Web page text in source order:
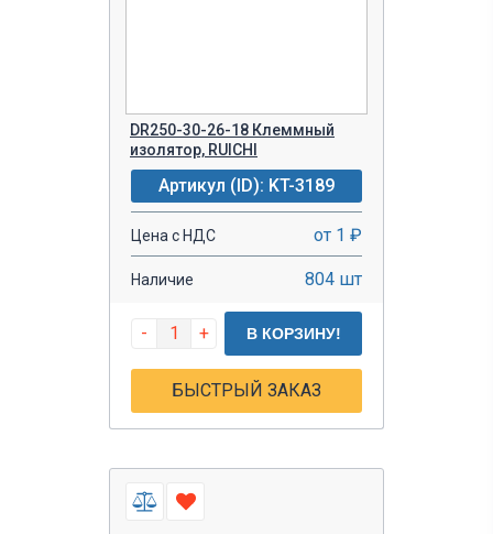
DR250-30-26-18 Клеммный
изолятор, RUICHI
Артикул (ID): KT-3189
Цена с НДС от 1 ₽
Наличие 804 шт
- + В КОРЗИНУ!
БЫСТРЫЙ ЗАКАЗ